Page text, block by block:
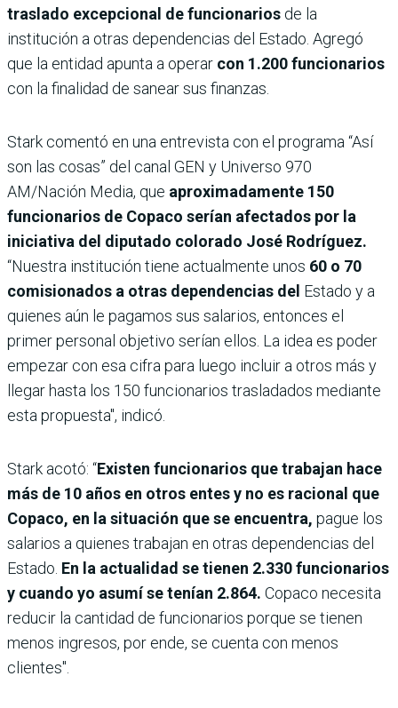
traslado excepcional de funcionarios de la
institución a otras dependencias del Estado. Agregó
que la entidad apunta a operar con 1.200 funcionarios
con la finalidad de sanear sus finanzas.
Stark comentó en una entrevista con el programa “Así
son las cosas” del canal GEN y Universo 970
AM/Nación Media, que aproximadamente 150
funcionarios de Copaco serían afectados por la
iniciativa del diputado colorado José Rodríguez.
“Nuestra institución tiene actualmente unos 60 o 70
comisionados a otras dependencias del Estado y a
quienes aún le pagamos sus salarios, entonces el
primer personal objetivo serían ellos. La idea es poder
empezar con esa cifra para luego incluir a otros más y
llegar hasta los 150 funcionarios trasladados mediante
esta propuesta", indicó.
Stark acotó: “Existen funcionarios que trabajan hace
más de 10 años en otros entes y no es racional que
Copaco, en la situación que se encuentra, pague los
salarios a quienes trabajan en otras dependencias del
Estado. En la actualidad se tienen 2.330 funcionarios
y cuando yo asumí se tenían 2.864. Copaco necesita
reducir la cantidad de funcionarios porque se tienen
menos ingresos, por ende, se cuenta con menos
clientes".